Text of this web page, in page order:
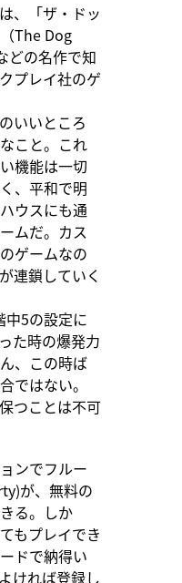
、「ザ・ドッ
The Dog
どの名作で知
プレイ社のゲ
いいところ
こと。これ
機能は一切
、平和で明
ウスにも通
ムだ。カス
ゲームなの
連鎖していく
中5の設定に
た時の爆発力
、この時ば
ではない。
つことは不可
ンでフルー
が、無料の
る。しか
もプレイでき
ドで納得い
ければ登録し